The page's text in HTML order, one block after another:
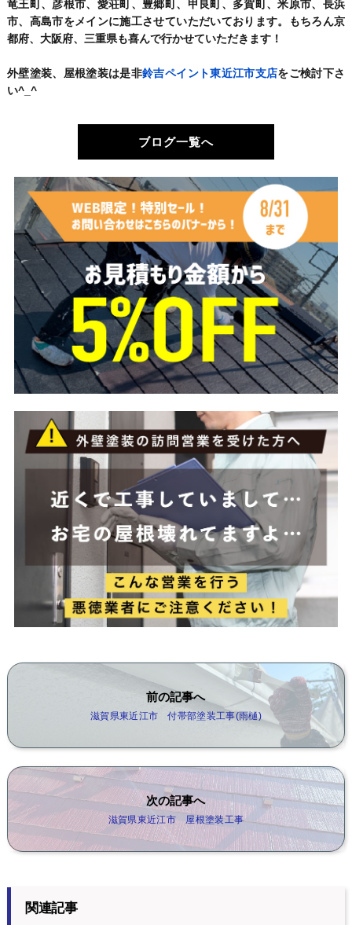
竜王町、彦根市、愛荘町、豊郷町、甲良町、多賀町、米原市、長浜
市、高島市をメインに施工させていただいております。もちろん京
都府、大阪府、三重県も喜んで行かせていただきます！
外壁塗装、屋根塗装は是非鈴吉ペイント東近江市支店をご検討下さ
い^_^
ブログ一覧へ
前の記事へ
滋賀県東近江市 付帯部塗装工事(雨樋)
次の記事へ
滋賀県東近江市 屋根塗装工事
関連記事